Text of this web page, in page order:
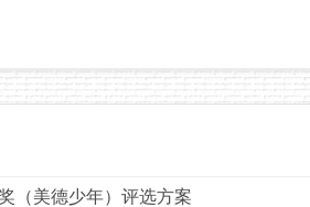
（美德少年）评选方案